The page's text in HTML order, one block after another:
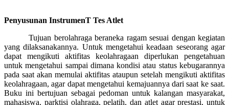
Penyusunan InstrumenT Tes Atlet
Tujuan berolahraga beraneka ragam sesuai dengan kegiatan
yang dilaksanakannya. Untuk mengetahui keadaan seseorang agar
dapat mengikuti aktifitas keolahragaan diperlukan pengetahuan
untuk mengetahui sampai dimana kondisi atau status kebugarannya
pada saat akan memulai aktifitas ataupun setelah mengikuti aktifitas
keolahragaan, agar dapat mengetahui kemajuannya dari saat ke saat.
Buku ini bertujuan sebagai pedoman untuk kalangan masyarakat,
mahasiswa, parktisi olahraga, pelatih, dan atlet agarprestasi, untuk